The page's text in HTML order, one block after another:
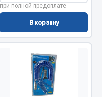
при полной предоплате
В корзину